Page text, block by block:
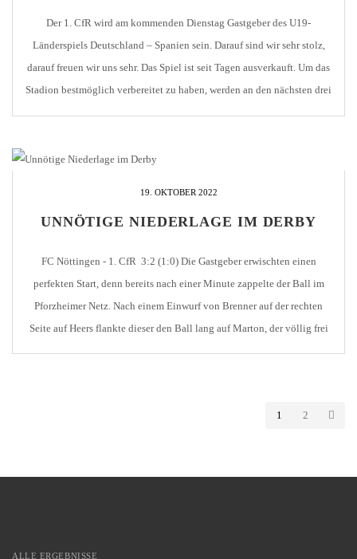
Der 1. CfR wird am kommenden Dienstag Gastgeber des U19-
Länderspiels Deutschland – Spanien sein. Darauf sind wir sehr stolz,
darauf freuen wir uns sehr. Das Spiel ist seit Tagen ausverkauft. Um das
Stadion bestmöglich verbereitet zu haben, werden an den nächsten drei
19. OKTOBER 2022
UNNÖTIGE NIEDERLAGE IM DERBY
FC Nöttingen - 1. CfR 3:2 (1:0) Die Gastgeber erwischten einen
perfekten Start, denn bereits nach einer Minute zappelte der Ball im
Pforzheimer Netz. Nach einem Einwurf von Brenner auf der rechten
Seite auf Heers flankte dieser den Ball lang auf Marton, der völlig frei
1 2
ALLE ERGEBNISSE